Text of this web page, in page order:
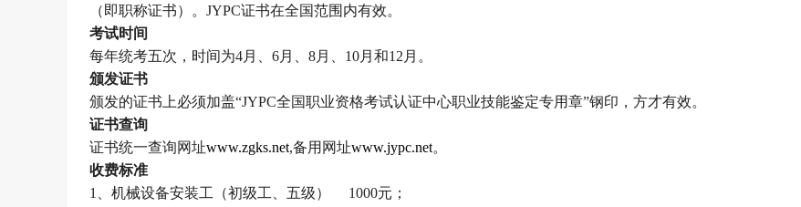
（即职称证书）。 JYPC证书在全国范围内有效。
考试时间
每年统考五次，时间为4月、 6月、 8月、 10月和12 月。
颁发证书
颁发的证书上必须加盖“JYPC全国职业资格考试认证中心职业技能鉴定专用章”钢印，方才有效。
证书查询
证书统一查询网址www.zgks.net,备用网址www.jypc.net。
收费标准
1
、机械设备安装工（初级工、五级） 1000元；